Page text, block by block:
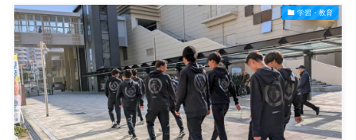
学習・教育